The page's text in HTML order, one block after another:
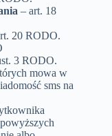
– art. 18
20 RODO.
3 RODO.
mowa w
sms na